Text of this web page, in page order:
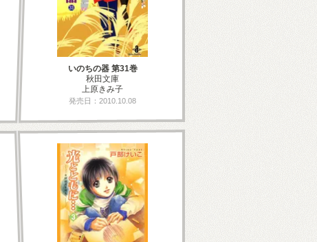
いのちの器 第31巻
秋田文庫
上原きみ子
発売日：2010.10.08